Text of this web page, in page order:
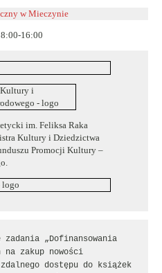
w Mieczynie
16:00
im. Feliksa Raka
Kultury i Dziedzictwa
Promocji Kultury –
„Dofinansowania
zakup nowości
dostępu do książek